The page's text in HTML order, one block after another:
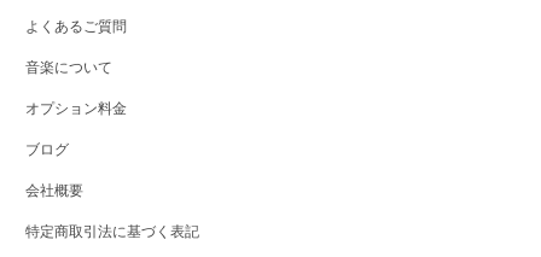
よくあるご質問
音楽について
オプション料金
ブログ
会社概要
特定商取引法に基づく表記